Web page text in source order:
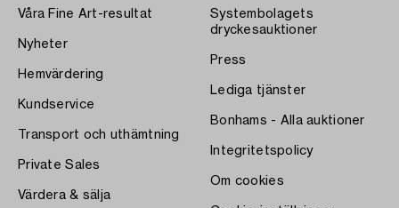
Våra Fine Art-resultat
Nyheter
Hemvärdering
Kundservice
Transport och uthämtning
Private Sales
Värdera & sälja
Systembolagets
dryckesauktioner
Press
Lediga tjänster
Bonhams - Alla auktioner
Integritetspolicy
Om cookies